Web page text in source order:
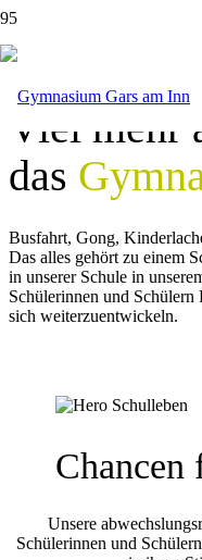
Viel mehr
das
Busfahrt, Gong,
Das alles gehört zu einem
in unserer Schule in
Schülerinnen und Schülern
sich weiter­zu­entwickeln.
Chancen
Unsere
Schülerinnen und